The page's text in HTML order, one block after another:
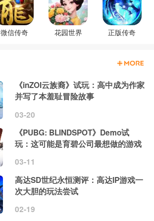
微信传奇 花园世界 正版传奇
《inZOI云族裔》试玩：高中成为作家
并写了本羞耻冒险故事
03-20
《PUBG: BLINDSPOT》Demo试
玩：这可能是育碧公司最想做的游戏
03-11
高达SD世纪永恒测评：高达IP游戏一
次大胆的玩法尝试
02-19